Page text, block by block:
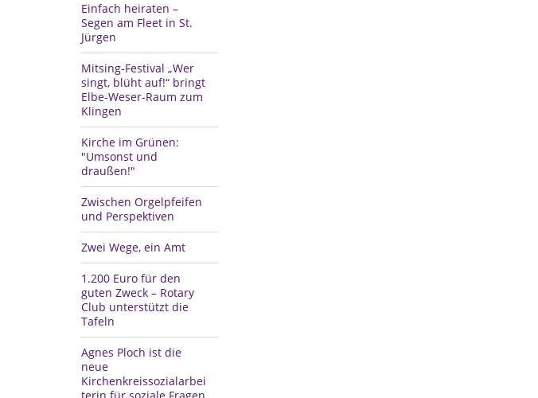
Einfach heiraten –
Segen am Fleet in St.
Jürgen
Mitsing-Festival „Wer
singt, blüht auf!“ bringt
Elbe-Weser-Raum zum
Klingen
Kirche im Grünen:
"Umsonst und
draußen!"
Zwischen Orgelpfeifen
und Perspektiven
Zwei Wege, ein Amt
1.200 Euro für den
guten Zweck – Rotary
Club unterstützt die
Tafeln
Agnes Ploch ist die
neue
Kirchenkreissozialarbei